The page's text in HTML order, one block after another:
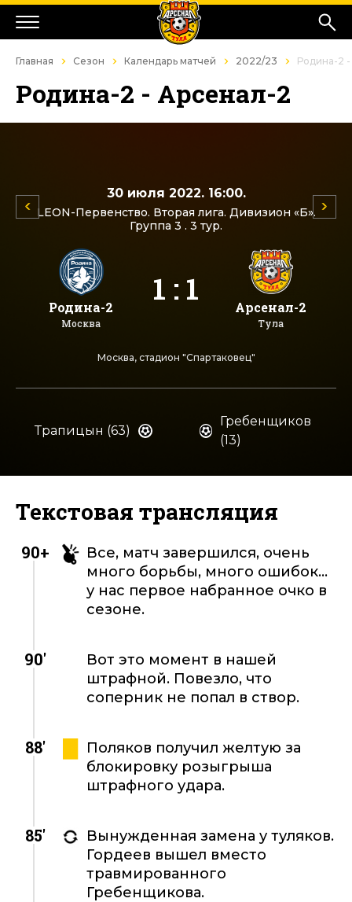
Главная Сезон Календарь матчей 2022/23 Родина-2
Родина-2 - Арсенал-2
30 июля 2022. 16:00.
LEON-Первенство. Вторая лига. Дивизион «Б».
Группа 3 . 3 тур.
Родина-2
Москва
1 : 1 Арсенал-2
Тула
Москва, стадион "Спартаковец"
Трапицын (63)
Гребенщиков
(13)
Текстовая трансляция
90+
Все, матч завершился, очень
много борьбы, много ошибок...
у нас первое набранное очко в
сезоне.
90'
Вот это момент в нашей
штрафной. Повезло, что
соперник не попал в створ.
88'
Поляков получил желтую за
блокировку розыгрыша
штрафного удара.
85'
Вынужденная замена у туляков.
Гордеев вышел вместо
травмированного
Гребенщикова.